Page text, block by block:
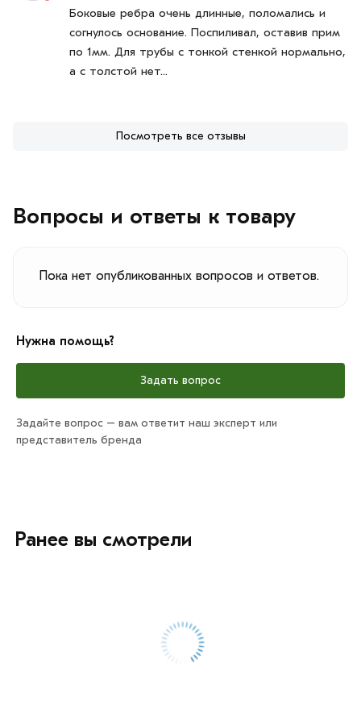
Боковые ребра очень длинные, поломались и
согнулось основание. Поспиливал, оставив прим
по 1мм. Для трубы с тонкой стенкой нормально,
а с толстой нет...
Посмотреть все отзывы
Вопросы и ответы к товару
Пока нет опубликованных вопросов и ответов.
Нужна помощь?
Задать вопрос
Задайте вопрос – вам ответит наш эксперт или
представитель бренда
Ранее вы смотрели